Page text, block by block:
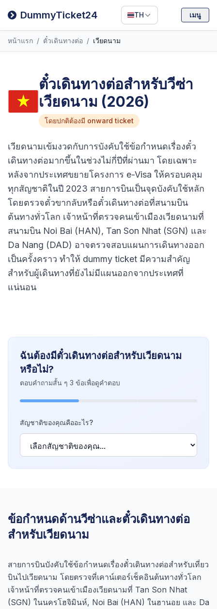
DummyTicket24 TH
Filipino
Deutsch
เมนู
หน้าแรก / ตั๋วเดินทางต่อ / เวียดนาม
ตั๋วเดินทางต่อสำหรับวีซ่า
เวียดนาม (2026)
โดยปกติต้องมี onward ticket
เวียดนามเข้มงวดกับการบังคับใช้ข้อกำหนดเรื่องตั๋ว
เดินทางต่อมากขึ้นในช่วงไม่กี่ปีที่ผ่านมา โดยเฉพาะ
หลังจากประเทศขยายโครงการ e-Visa ให้ครอบคลุม
ทุกสัญชาติในปี 2023 สายการบินเป็นจุดบังคับใช้หลัก
โดยตรวจตั๋วขากลับหรือตั๋วเดินทางต่อที่สนามบิน
ต้นทางทั่วโลก เจ้าหน้าที่ตรวจคนเข้าเมืองเวียดนามที่
สนามบิน Noi Bai (HAN), Tan Son Nhat (SGN) และ
Da Nang (DAD) อาจตรวจสอบแผนการเดินทางออก
เป็นครั้งคราว ทำให้ dummy ticket มีความสำคัญ
สำหรับผู้เดินทางที่ยังไม่มีแผนออกจากประเทศที่
แน่นอน
ฉันต้องมีตั๋วเดินทางต่อสำหรับเวียดนาม
หรือไม่?
ตอบคำถามสั้น ๆ 3 ข้อเพื่อดูคำตอบ
สัญชาติของคุณคืออะไร?
ข้อกำหนดด้านวีซ่าและตั๋วเดินทางต่อ
สำหรับเวียดนาม
สายการบินบังคับใช้ข้อกำหนดเรื่องตั๋วเดินทางต่อสำหรับเที่ยว
บินไปเวียดนาม โดยตรวจที่เคาน์เตอร์เช็คอินต้นทางทั่วโลก
เจ้าหน้าที่ตรวจคนเข้าเมืองเวียดนามที่ Tan Son Nhat
(SGN) ในนครโฮจิมินห์, Noi Bai (HAN) ในฮานอย และ Da